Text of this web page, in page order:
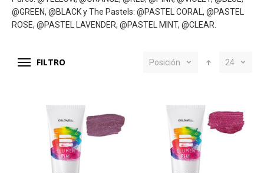
@GREEN, @BLACK y The Pastels: @PASTEL CORAL, @PASTEL
ROSE, @PASTEL LAVENDER, @PASTEL MINT, @CLEAR.
FILTRO Posición 24